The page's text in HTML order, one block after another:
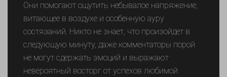
Они помогают ощутить небывалое напряжение,
витающее в воздухе и особенную ауру
состязаний. Никто не знает, что произойдет в
следующую минуту, даже комментаторы порой
не могут сдержать эмоций и выражают
невероятный восторг от успехов любимой